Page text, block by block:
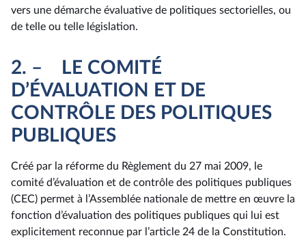
vers une démarche évaluative de politiques sectorielles, ou
de telle ou telle législation.
2. – LE COMITÉ
D’ÉVALUATION ET DE
CONTRÔLE DES POLITIQUES
PUBLIQUES
Créé par la réforme du Règlement du 27 mai 2009, le
comité d’évaluation et de contrôle des politiques publiques
(CEC) permet à l’Assemblée nationale de mettre en œuvre la
fonction d’évaluation des politiques publiques qui lui est
explicitement reconnue par l’article 24 de la Constitution.